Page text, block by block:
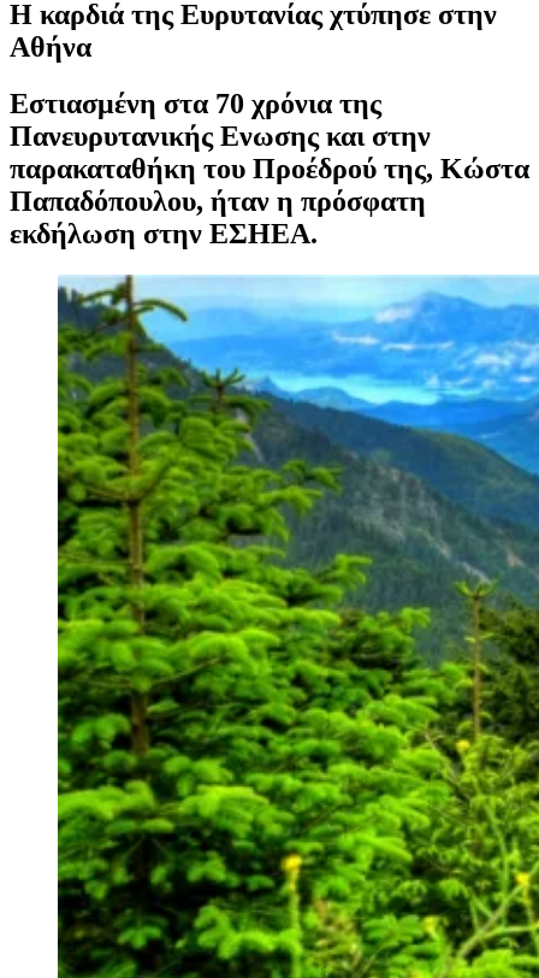
Η καρδιά της Ευρυτανίας χτύπησε στην
Αθήνα
Εστιασμένη στα 70 χρόνια της
Πανευρυτανικής Ενωσης και στην
παρακαταθήκη του Προέδρού της, Κώστα
Παπαδόπουλου, ήταν η πρόσφατη
εκδήλωση στην ΕΣΗΕΑ.